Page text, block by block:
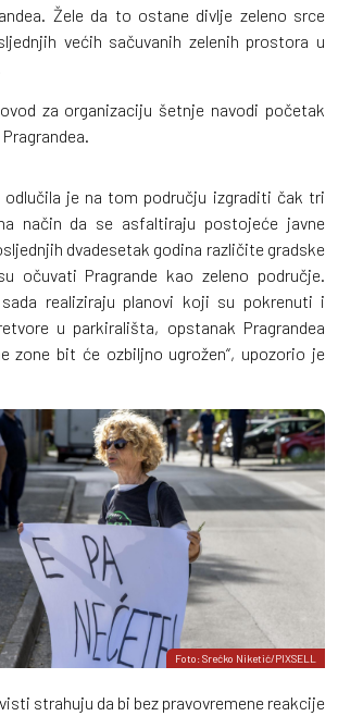
Žele da to ostane divlje zeleno srce
većih sačuvanih zelenih prostora u
za organizaciju šetnje navodi početak
odlučila je na tom području izgraditi čak tri
način da se asfaltiraju postojeće javne
dvadesetak godina različite gradske
očuvati Pragrande kao zeleno područje.
realiziraju planovi koji su pokrenuti i
u parkirališta, opstanak Pragrandea
zone bit će ozbiljno ugrožen“, upozorio je
Foto: Srećko Niketić/PIXSELL
strahuju da bi bez pravovremene reakcije